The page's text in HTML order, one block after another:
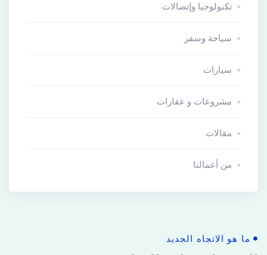
تكنولوجيا وإتصالات
سياحة وسفر
سيارات
مشروعات و عقارات
مقالات
من أعمالنا
ما هو الاتجاه الجديد